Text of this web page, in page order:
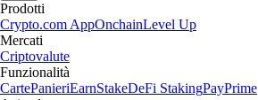
Prodotti
Crypto.com AppOnchainLevel Up
Mercati
Criptovalute
Funzionalità
CartePanieriEarnStakeDeFi StakingPayPrime